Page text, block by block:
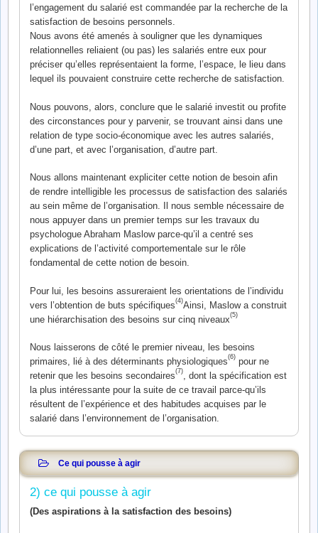
l’engagement du salarié est commandée par la recherche de la
satisfaction de besoins personnels.
Nous avons été amenés à souligner que les dynamiques
relationnelles reliaient (ou pas) les salariés entre eux pour
préciser qu’elles représentaient la forme, l’espace, le lieu dans
lequel ils pouvaient construire cette recherche de satisfaction.
Nous pouvons, alors, conclure que le salarié investit ou profite
des circonstances pour y parvenir, se trouvant ainsi dans une
relation de type socio-économique avec les autres salariés,
d’une part, et avec l’organisation, d’autre part.
Nous allons maintenant expliciter cette notion de besoin afin
de rendre intelligible les processus de satisfaction des salariés
au sein même de l’organisation. Il nous semble nécessaire de
nous appuyer dans un premier temps sur les travaux du
psychologue Abraham Maslow parce-qu’il a centré ses
explications de l’activité comportementale sur le rôle
fondamental de cette notion de besoin.
Pour lui, les besoins assureraient les orientations de l’individu
vers l’obtention de buts spécifiques(4)Ainsi, Maslow a construit
une hiérarchisation des besoins sur cinq niveaux(5)
Nous laisserons de côté le premier niveau, les besoins
primaires, lié à des déterminants physiologiques(6) pour ne
retenir que les besoins secondaires(7), dont la spécification est
la plus intéressante pour la suite de ce travail parce-qu’ils
résultent de l’expérience et des habitudes acquises par le
salarié dans l’environnement de l’organisation.
Ce qui pousse à agir
2) ce qui pousse à agir
(Des aspirations à la satisfaction des besoins)